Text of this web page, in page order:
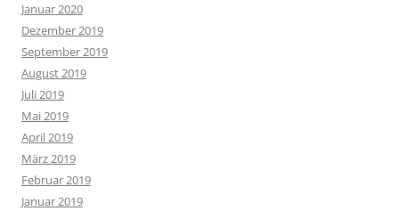
Januar 2020
Dezember 2019
September 2019
August 2019
Juli 2019
Mai 2019
April 2019
März 2019
Februar 2019
Januar 2019